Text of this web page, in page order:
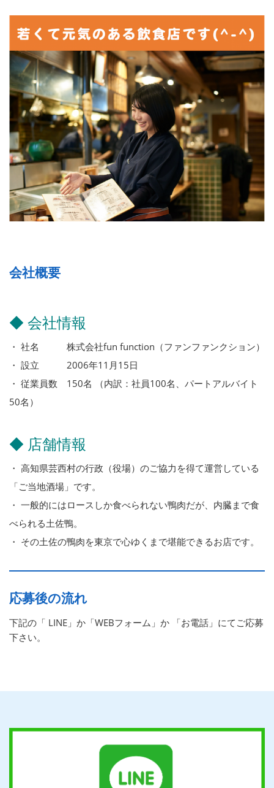
会社概要
◆ 会社情報
・ 社名 株式会社fun function（ファンファンクション）
・ 設立 2006年11月15日
・ 従業員数 150名 （内訳：社員100名、パートアルバイト
50名）
◆ 店舗情報
・ 高知県芸西村の行政（役場）のご協力を得て運営している
「ご当地酒場」です。
・ 一般的にはロースしか食べられない鴨肉だが、内臓まで食
べられる土佐鴨。
・ その土佐の鴨肉を東京で心ゆくまで堪能できるお店です。
応募後の流れ
下記の「 LINE」か「WEBフォーム」か 「お電話」にてご応募
下さい。